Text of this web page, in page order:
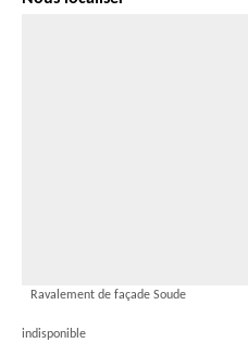
Ravalement de façade Soude
indisponible